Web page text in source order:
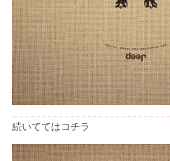
続いててはコチラ